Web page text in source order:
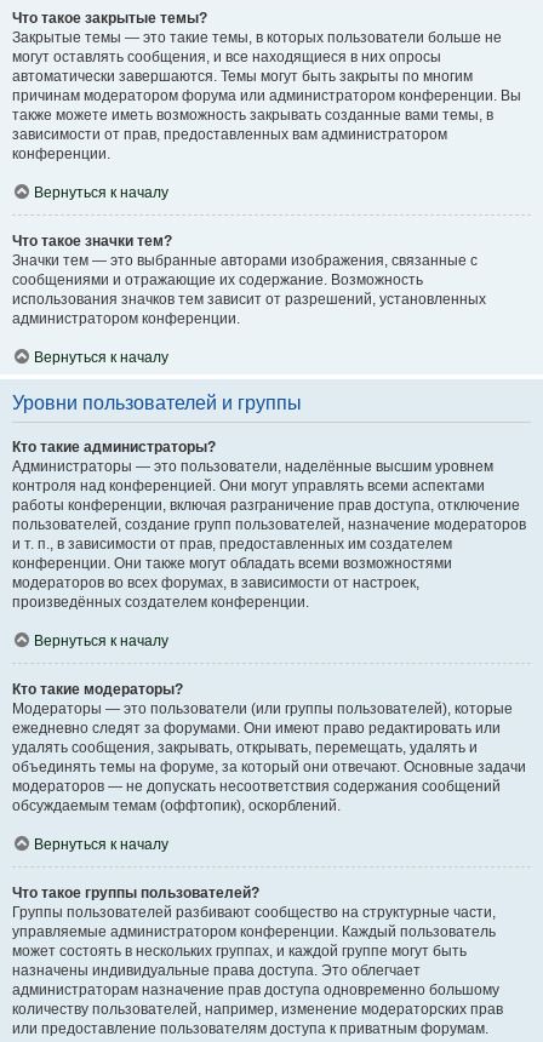
Что такое закрытые темы?
Закрытые темы — это такие темы, в которых пользователи больше не
могут оставлять сообщения, и все находящиеся в них опросы
автоматически завершаются. Темы могут быть закрыты по многим
причинам модератором форума или администратором конференции. Вы
также можете иметь возможность закрывать созданные вами темы, в
зависимости от прав, предоставленных вам администратором
конференции.
Вернуться к началу
Что такое значки тем?
Значки тем — это выбранные авторами изображения, связанные с
сообщениями и отражающие их содержание. Возможность
использования значков тем зависит от разрешений, установленных
администратором конференции.
Вернуться к началу
Уровни пользователей и группы
Кто такие администраторы?
Администраторы — это пользователи, наделённые высшим уровнем
контроля над конференцией. Они могут управлять всеми аспектами
работы конференции, включая разграничение прав доступа, отключение
пользователей, создание групп пользователей, назначение модераторов
и т. п., в зависимости от прав, предоставленных им создателем
конференции. Они также могут обладать всеми возможностями
модераторов во всех форумах, в зависимости от настроек,
произведённых создателем конференции.
Вернуться к началу
Кто такие модераторы?
Модераторы — это пользователи (или группы пользователей), которые
ежедневно следят за форумами. Они имеют право редактировать или
удалять сообщения, закрывать, открывать, перемещать, удалять и
объединять темы на форуме, за который они отвечают. Основные задачи
модераторов — не допускать несоответствия содержания сообщений
обсуждаемым темам (оффтопик), оскорблений.
Вернуться к началу
Что такое группы пользователей?
Группы пользователей разбивают сообщество на структурные части,
управляемые администратором конференции. Каждый пользователь
может состоять в нескольких группах, и каждой группе могут быть
назначены индивидуальные права доступа. Это облегчает
администраторам назначение прав доступа одновременно большому
количеству пользователей, например, изменение модераторских прав
или предоставление пользователям доступа к приватным форумам.